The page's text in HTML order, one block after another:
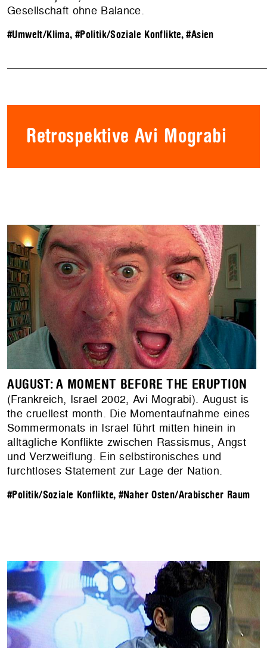
Gesellschaft ohne Balance.
#Umwelt/Klima, #Politik/Soziale Konflikte,#Asien
Retrospektive Avi Mograbi
AUGUST: A MOMENT BEFORE THE ERUPTION
(Frankreich, Israel 2002, Avi Mograbi). August is
the cruellest month. Die Momentaufnahme eines
Sommermonats in Israel führt mitten hinein in
alltägliche Konflikte zwischen Rassismus, Angst
und Verzweiflung. Ein selbstironisches und
furchtloses Statement zur Lage der Nation.
#Politik/Soziale Konflikte, #Naher Osten/Arabischer Raum